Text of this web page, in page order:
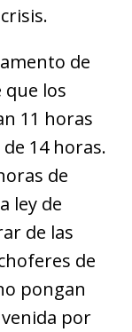
de
que los
11 horas
14 horas.
de
ley de
de las
de
pongan
por